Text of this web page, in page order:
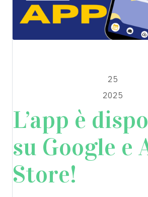
25
2025
L’app è
su Google e
Store!